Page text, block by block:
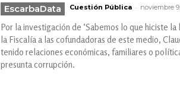
EscarbaData Cuestión Pública - noviembre 9,
Por la investigación de ‘Sabemos lo que hiciste
la Fiscalía a las cofundadoras de este medio,
tenido relaciones económicas, familiares o
presunta corrupción.